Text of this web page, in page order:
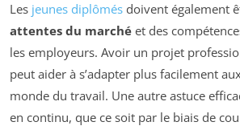
Les jeunes diplômés doivent également
attentes du marché et des
les employeurs. Avoir un projet
peut aider à s’adapter plus facilement
monde du travail. Une autre astuce
en continu, que ce soit par le biais de